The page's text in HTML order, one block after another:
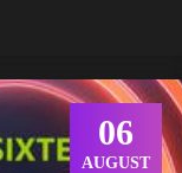
06
AUGUST